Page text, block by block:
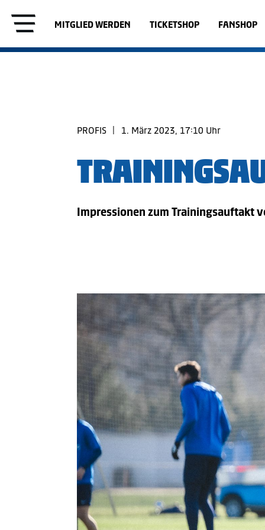
MITGLIED WERDEN TICKETSHOP FANSHOP
PROFIS 1. März 2023, 17:10 Uhr
Impressionen zum Trainingsauftakt